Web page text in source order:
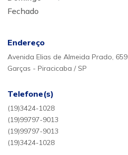
Fechado
Endereço
Avenida Elias de Almeida Prado, 659
Garças - Piracicaba / SP
Telefone(s)
(19)3424-1028
(19)99797-9013
(19)99797-9013
(19)3424-1028